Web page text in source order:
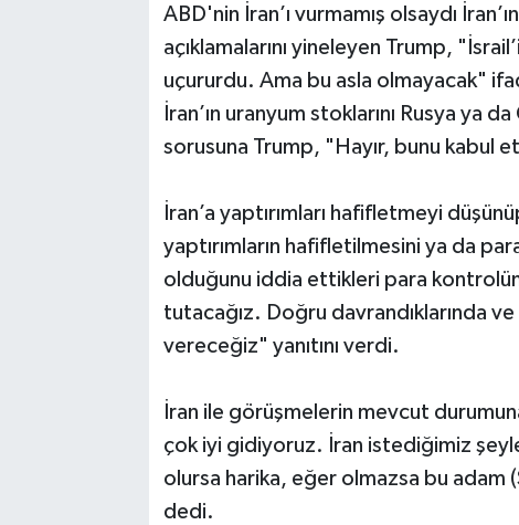
ABD'nin İran’ı vurmamış olsaydı
açıklamalarını yineleyen Trump,
uçururdu. Ama bu asla olmayacak"
İran’ın uranyum stoklarını Rusya ya
sorusuna Trump, "Hayır, bunu kabul
İran’a yaptırımları hafifletmeyi
yaptırımların hafifletilmesini ya da
olduğunu iddia ettikleri para
tutacağız. Doğru davrandıklarında ve
vereceğiz" yanıtını verdi.
İran ile görüşmelerin mevcut
çok iyi gidiyoruz. İran istediğimiz
olursa harika, eğer olmazsa bu adam
dedi.